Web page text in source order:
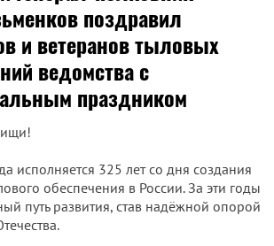
поздравил
и ветеранов тыловых
ведомства с
праздником
исполняется 325 лет со дня создания
обеспечения в России. За эти годы
путь развития, став надёжной опорой